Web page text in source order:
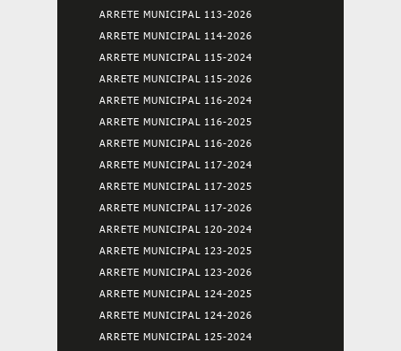
ARRETE MUNICIPAL 113-2026
ARRETE MUNICIPAL 114-2026
ARRETE MUNICIPAL 115-2024
ARRETE MUNICIPAL 115-2026
ARRETE MUNICIPAL 116-2024
ARRETE MUNICIPAL 116-2025
ARRETE MUNICIPAL 116-2026
ARRETE MUNICIPAL 117-2024
ARRETE MUNICIPAL 117-2025
ARRETE MUNICIPAL 117-2026
ARRETE MUNICIPAL 120-2024
ARRETE MUNICIPAL 123-2025
ARRETE MUNICIPAL 123-2026
ARRETE MUNICIPAL 124-2025
ARRETE MUNICIPAL 124-2026
ARRETE MUNICIPAL 125-2024